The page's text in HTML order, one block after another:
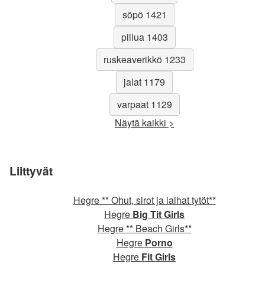
söpö 1421
pillua 1403
ruskeaverikkö 1233
jalat 1179
varpaat 1129
Näytä kaikki >
Liittyvät
Hegre ** Ohut, sirot ja laihat tytöt**
Hegre Big Tit Girls
Hegre ** Beach Girls**
Hegre Porno
Hegre Fit Girls